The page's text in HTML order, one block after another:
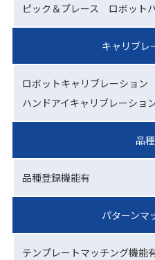
ピック＆プレース ロボット
キャリブレ
ロボットキャリブレーション
ハンドアイキャリブレーショ
品
品種登録機能有
パターンマ
テンプレートマッチング機能